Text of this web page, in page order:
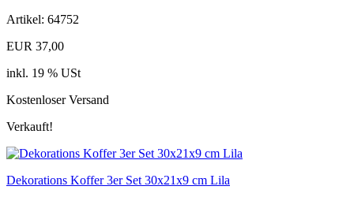
Artikel: 64752
EUR 37,00
inkl. 19 % USt
Kostenloser Versand
Verkauft!
Dekorations Koffer 3er Set 30x21x9 cm Lila